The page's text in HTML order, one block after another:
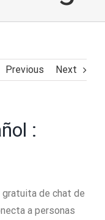
Previous Next
:
de chat de
a personas